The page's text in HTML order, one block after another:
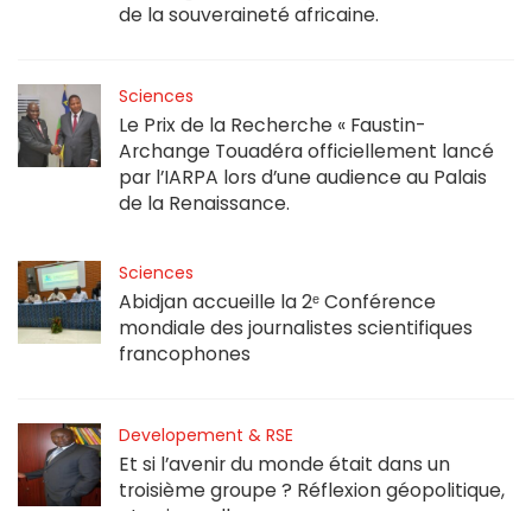
de la souveraineté africaine.
Sciences
Le Prix de la Recherche « Faustin-
Archange Touadéra officiellement lancé
par l’IARPA lors d’une audience au Palais
de la Renaissance.
Sciences
Abidjan accueille la 2ᵉ Conférence
mondiale des journalistes scientifiques
francophones
Developement & RSE
Et si l’avenir du monde était dans un
troisième groupe ? Réflexion géopolitique,